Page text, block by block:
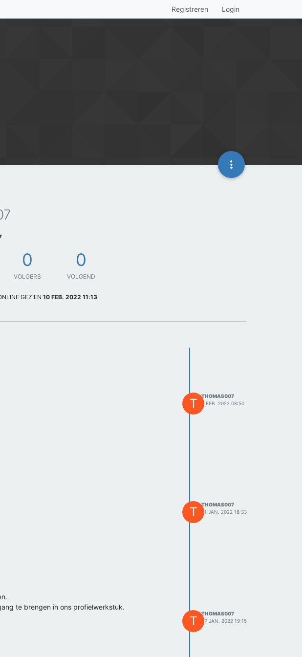
Registreren Login
0
VOLGERS
0
VOLGEND
GEZIEN 10 FEB. 2022 11:13
T
THOMAS007
8 FEB. 2022 08:50
T
THOMAS007
31 JAN. 2022 18:33
te brengen in ons profielwerkstuk.
T
THOMAS007
27 JAN. 2022 19:15